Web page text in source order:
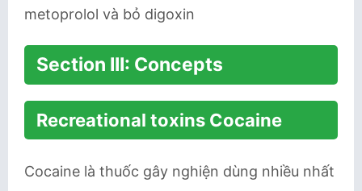
metoprolol và bỏ digoxin
Section III: Concepts
Recreational toxins Cocaine
Cocaine là thuốc gây nghiện dùng nhiều nhất